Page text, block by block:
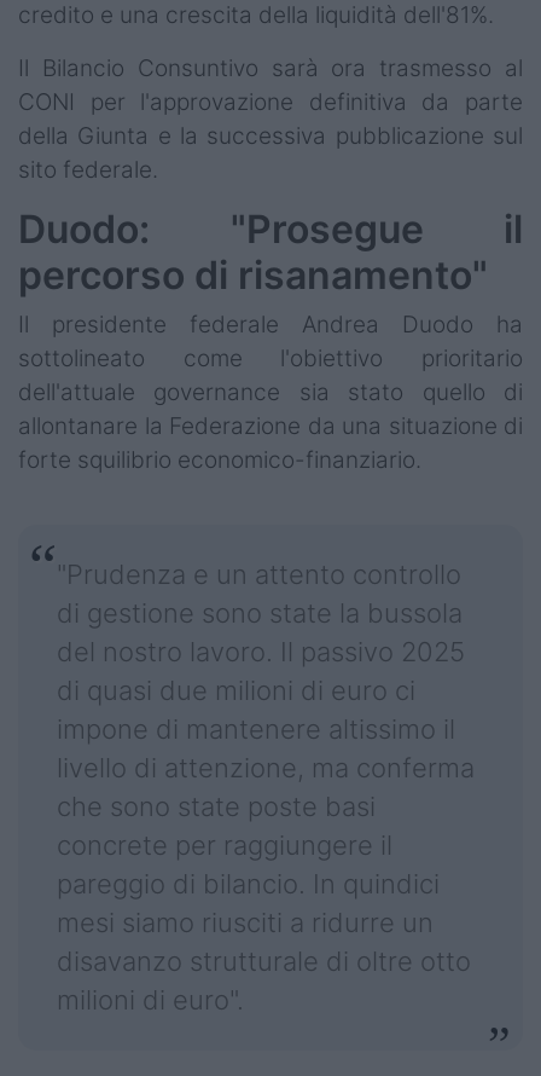
credito e una crescita della liquidità dell'81%.
Il Bilancio Consuntivo sarà ora trasmesso al
CONI per l'approvazione definitiva da parte
della Giunta e la successiva pubblicazione sul
sito federale.
Duodo: "Prosegue il
percorso di risanamento"
Il presidente federale Andrea Duodo ha
sottolineato come l'obiettivo prioritario
dell'attuale governance sia stato quello di
allontanare la Federazione da una situazione di
forte squilibrio economico-finanziario.
"Prudenza e un attento controllo
di gestione sono state la bussola
del nostro lavoro. Il passivo 2025
di quasi due milioni di euro ci
impone di mantenere altissimo il
livello di attenzione, ma conferma
che sono state poste basi
concrete per raggiungere il
pareggio di bilancio. In quindici
mesi siamo riusciti a ridurre un
disavanzo strutturale di oltre otto
milioni di euro".